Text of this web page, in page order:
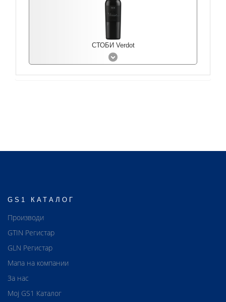
СТОБИ Verdot
GS1 КАТАЛОГ
Производи
GTIN Регистар
GLN Регистар
Мапа на компании
За нас
Мој GS1 Каталог